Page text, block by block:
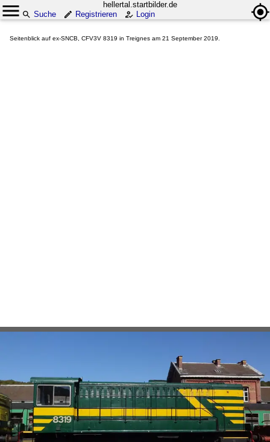
hellertal.startbilder.de
Suche
Registrieren Login
Seitenblick auf ex-SNCB, CFV3V 8319 in Treignes am 21 September 2019.